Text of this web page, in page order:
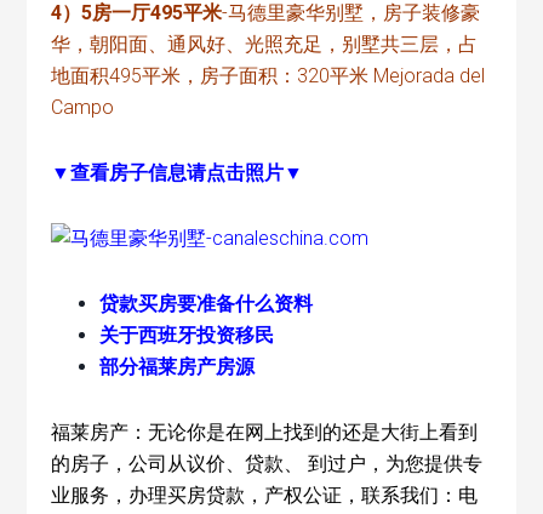
4）5房一厅495平米-马德里豪华别墅，房子装修豪
华，朝阳面、通风好、光照充足，别墅共三层，占
地面积495平米，房子面积：320平米 Mejorada del
Campo
▼查看房子信息请点击照片▼
贷款买房要准备什么资料
关于西班牙投资移民
部分福莱房产房源
福莱房产：无论你是在网上找到的还是大街上看到
的房子，公司从议价、贷款、 到过户，为您提供专
业服务，办理买房贷款，产权公证，联系我们：电